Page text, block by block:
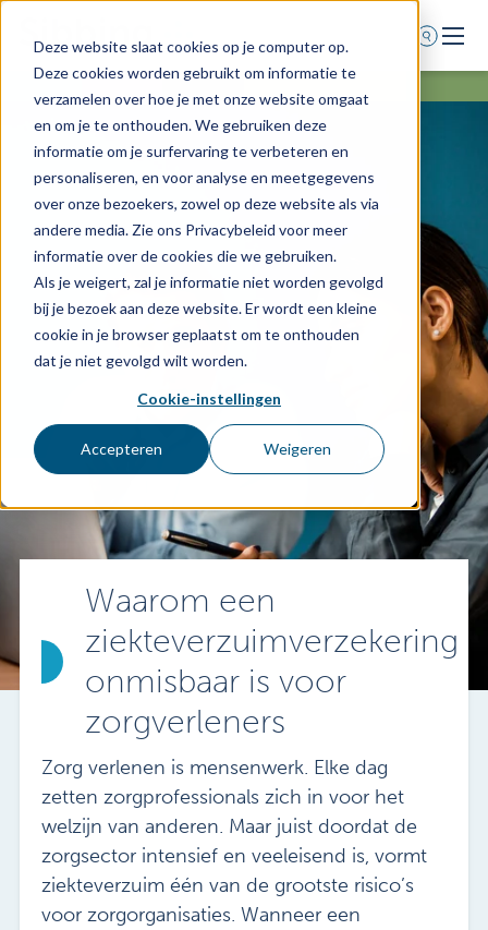
Deze website slaat cookies op je computer op.
Deze cookies worden gebruikt om informatie te
verzamelen over hoe je met onze website omgaat
en om je te onthouden. We gebruiken deze
informatie om je surfervaring te verbeteren en
personaliseren, en voor analyse en meetgegevens
over onze bezoekers, zowel op deze website als via
andere media. Zie ons Privacybeleid voor meer
informatie over de cookies die we gebruiken.
Als je weigert, zal je informatie niet worden gevolgd
bij je bezoek aan deze website. Er wordt een kleine
cookie in je browser geplaatst om te onthouden
dat je niet gevolgd wilt worden.
Cookie-instellingen
Accepteren Weigeren
Home
Voor wie
Diensten
Agenda
Over ons
Schade melden
Afspraak maken
0318 - 544 044
Nieuws
Mijn Sibbing
Waarom een
ziekteverzuimverzekering
onmisbaar is voor
zorgverleners
Zorg verlenen is mensenwerk. Elke dag
zetten zorgprofessionals zich in voor het
welzijn van anderen. Maar juist doordat de
zorgsector intensief en veeleisend is, vormt
ziekteverzuim één van de grootste risico’s
voor zorgorganisaties. Wanneer een